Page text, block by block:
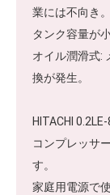
業には不向き。
タンク容量が
オイル潤滑式:
換が発生。
HITACHI
コンプレッサ
す。
家庭用電源で